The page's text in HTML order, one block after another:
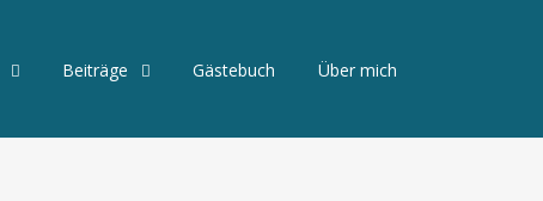
Beiträge Gästebuch Über mich